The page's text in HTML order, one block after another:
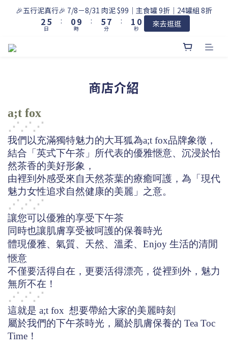
🎉五行泥真行🎉 7/8－8/31 肉泥 $99｜主食罐 9折｜24罐組 8折
3
2
1
6
5
4
日
:
1
09
8
時
:
6
5
4
8
7
6
1
分
:
2
1
0
1
0
秒 來去逛逛
商店介紹
a;t fox
⋰⋰⋰
我們以充滿獨特魅力的大耳狐為a;t fox品牌象徵，
結合「英式下午茶」所代表的優雅愜意、沉浸於怡
然茶香的美好形象，
由裡到外感受來自天然茶葉的療癒呵護，為「現代
魅力女性追求自然健康的美麗」之意。
⋰⋰⋰
讓您可以優雅的享受下午茶
同時也讓肌膚享受被呵護的保養時光
體現優雅、氣質、天然、溫柔、Enjoy 生活的清閒
愜意
不僅要活得自在，更要活得漂亮，從裡到外，魅力
無所不在！
⋰⋰⋰
這就是 a;t fox 想要帶給大家的美麗時刻
屬於我們的下午茶時光，屬於肌膚保養的 Tea Toc
Time！